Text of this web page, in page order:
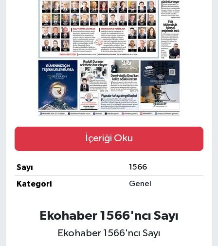
İçeriği Oku
Sayı
1566
Kategori
Genel
Ekohaber 1566'ncı Sayı
Ekohaber 1566'ncı Sayı